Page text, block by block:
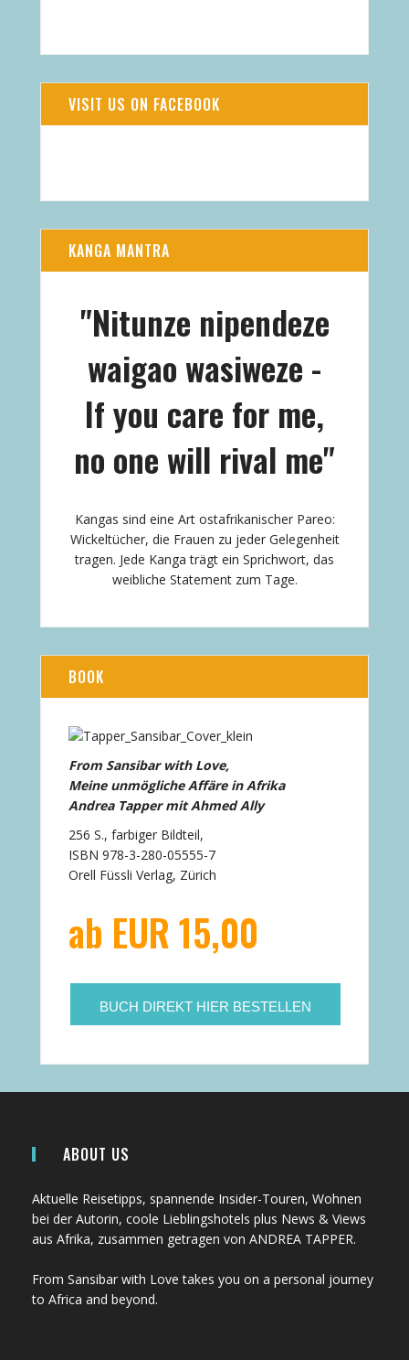
VISIT US ON FACEBOOK
KANGA MANTRA
"Nitunze nipendeze
waigao wasiweze -
If you care for me,
no one will rival me"
Kangas sind eine Art ostafrikanischer Pareo:
Wickeltücher, die Frauen zu jeder Gelegenheit
tragen. Jede Kanga trägt ein Sprichwort, das
weibliche Statement zum Tage.
BOOK
From Sansibar with Love,
Meine unmögliche Affäre in Afrika
Andrea Tapper mit Ahmed Ally
256 S., farbiger Bildteil,
ISBN 978-3-280-05555-7
Orell Füssli Verlag, Zürich
ab EUR 15,00
BUCH DIREKT HIER BESTELLEN
ABOUT US
Aktuelle Reisetipps, spannende Insider-Touren, Wohnen
bei der Autorin, coole Lieblingshotels plus News & Views
aus Afrika, zusammen getragen von ANDREA TAPPER.
From Sansibar with Love takes you on a personal journey
to Africa and beyond.